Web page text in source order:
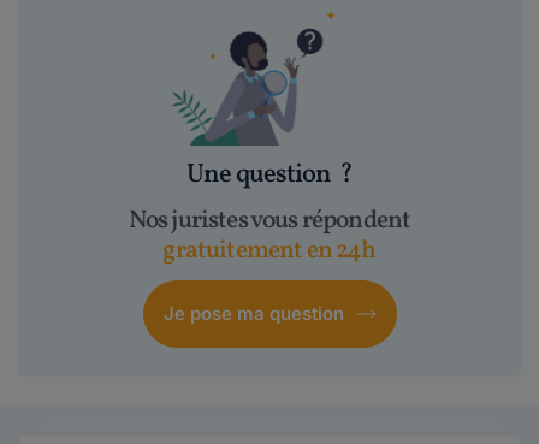
Une question ?
Nos juristes vous répondent
gratuitement en 24h
Je pose ma question